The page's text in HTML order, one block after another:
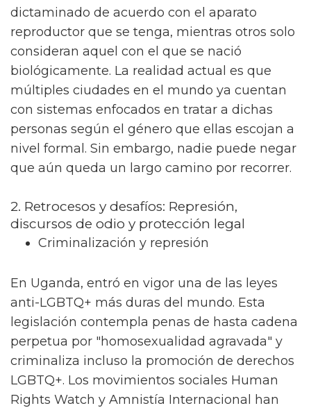
dictaminado de acuerdo con el aparato
reproductor que se tenga, mientras otros solo
consideran aquel con el que se nació
biológicamente. La realidad actual es que
múltiples ciudades en el mundo ya cuentan
con sistemas enfocados en tratar a dichas
personas según el género que ellas escojan a
nivel formal. Sin embargo, nadie puede negar
que aún queda un largo camino por recorrer.
2. Retrocesos y desafíos: Represión,
discursos de odio y protección legal
Criminalización y represión
En Uganda, entró en vigor una de las leyes
anti-LGBTQ+ más duras del mundo. Esta
legislación contempla penas de hasta cadena
perpetua por "homosexualidad agravada" y
criminaliza incluso la promoción de derechos
LGBTQ+. Los movimientos sociales Human
Rights Watch y Amnistía Internacional han